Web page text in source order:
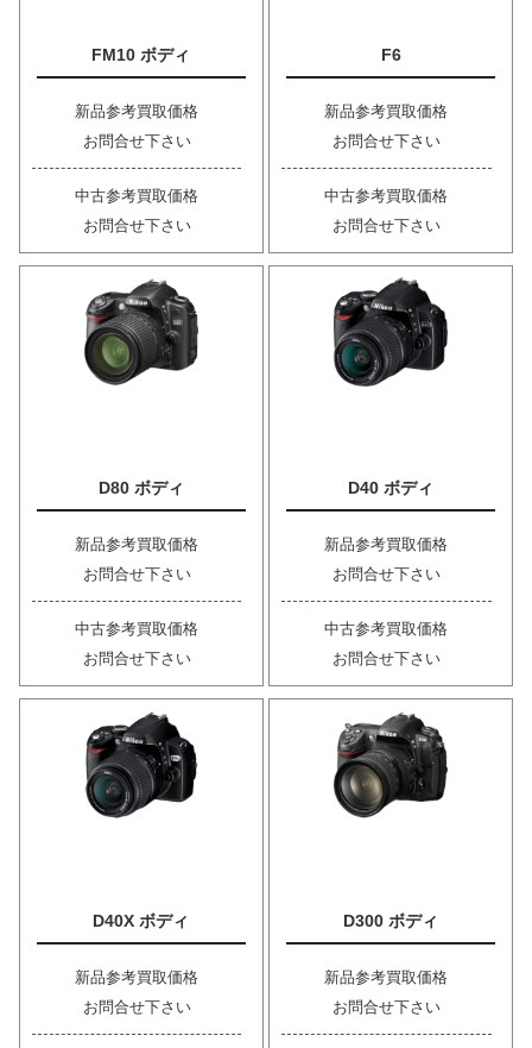
FM10 ボディ
新品参考買取価格
お問合せ下さい
中古参考買取価格
お問合せ下さい
F6
新品参考買取価格
お問合せ下さい
中古参考買取価格
お問合せ下さい
D80 ボディ
新品参考買取価格
お問合せ下さい
中古参考買取価格
お問合せ下さい
D40 ボディ
新品参考買取価格
お問合せ下さい
中古参考買取価格
お問合せ下さい
D40X ボディ
新品参考買取価格
お問合せ下さい
D300 ボディ
新品参考買取価格
お問合せ下さい